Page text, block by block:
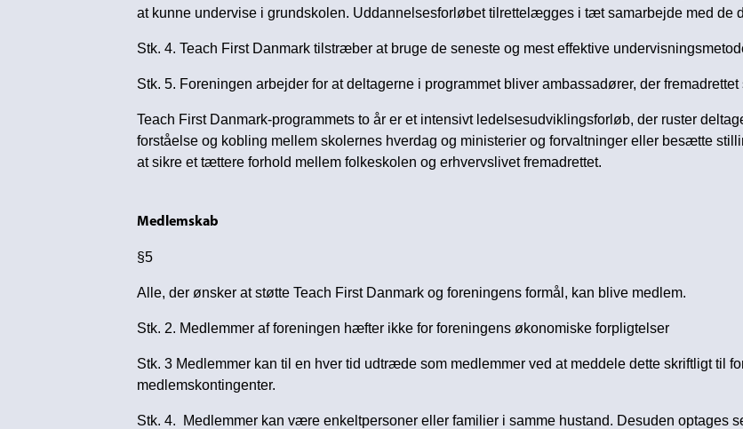
at kunne undervise i grundskolen. Uddannelsesforløbet tilrettelægges i tæt samarbejde med de
Stk. 4. Teach First Danmark tilstræber at bruge de seneste og mest effektive
Stk. 5. Foreningen arbejder for at deltagerne i programmet bliver ambassadører, der
Teach First Danmark-programmets to år er et intensivt ledelsesudviklingsforløb, der ruster
forståelse og kobling mellem skolernes hverdag og ministerier og forvaltninger eller besætte
at sikre et tættere forhold mellem folkeskolen og erhvervslivet fremadrettet.
Medlemskab
§5
Alle, der ønsker at støtte Teach First Danmark og foreningens formål, kan blive medlem.
Stk. 2. Medlemmer af foreningen hæfter ikke for foreningens økonomiske forpligtelser
Stk. 3 Medlemmer kan til en hver tid udtræde som medlemmer ved at meddele dette skriftligt til
medlemskontingenter.
Stk. 4. Medlemmer kan være enkeltpersoner eller familier i samme hustand. Desuden optages